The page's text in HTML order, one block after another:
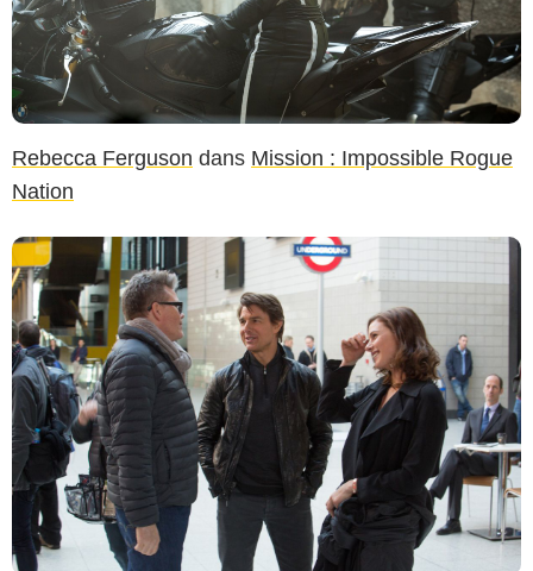
Rebecca Ferguson dans Mission : Impossible Rogue
Nation